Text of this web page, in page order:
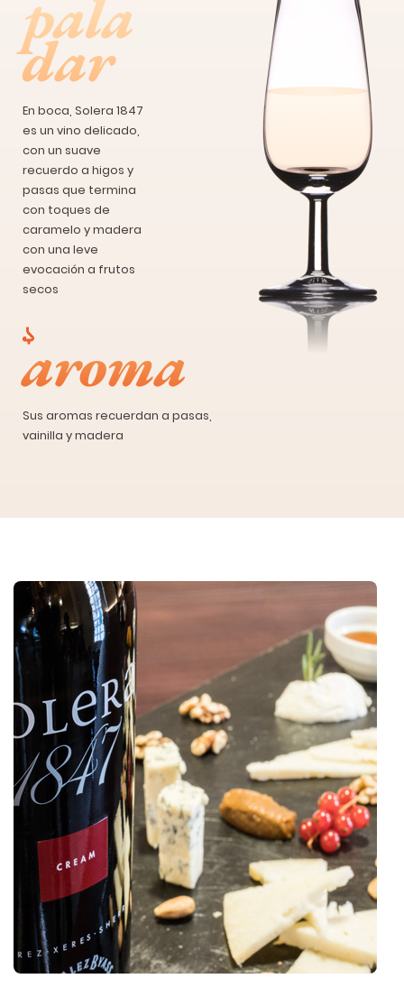
pala
dar
En boca, Solera 1847
es un vino delicado,
con un suave
recuerdo a higos y
pasas que termina
con toques de
caramelo y madera
con una leve
evocación a frutos
secos
aroma
Sus aromas recuerdan a pasas,
vainilla y madera